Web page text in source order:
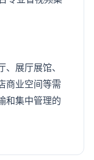
展厅展馆、
商业空间等需
和集中管理的